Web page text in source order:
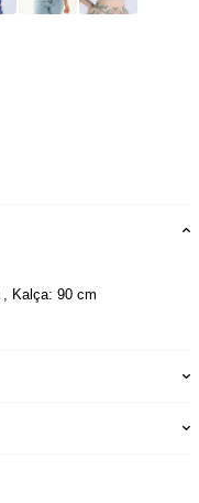
Kalça: 90 cm